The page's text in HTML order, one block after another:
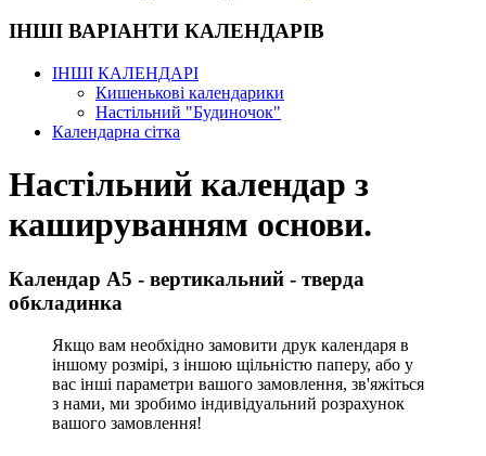
ІНШІ ВАРІАНТИ КАЛЕНДАРІВ
ІНШІ КАЛЕНДАРІ
Кишенькові календарики
Настільний "Будиночок"
Календарна сітка
Настільний календар з
кашируванням основи.
Календар А5 - вертикальний - тверда
обкладинка
Якщо вам необхідно замовити друк календаря в
іншому розмірі, з іншою щільністю паперу, або у
вас інші параметри вашого замовлення, зв'яжіться
з нами, ми зробимо індивідуальний розрахунок
вашого замовлення!